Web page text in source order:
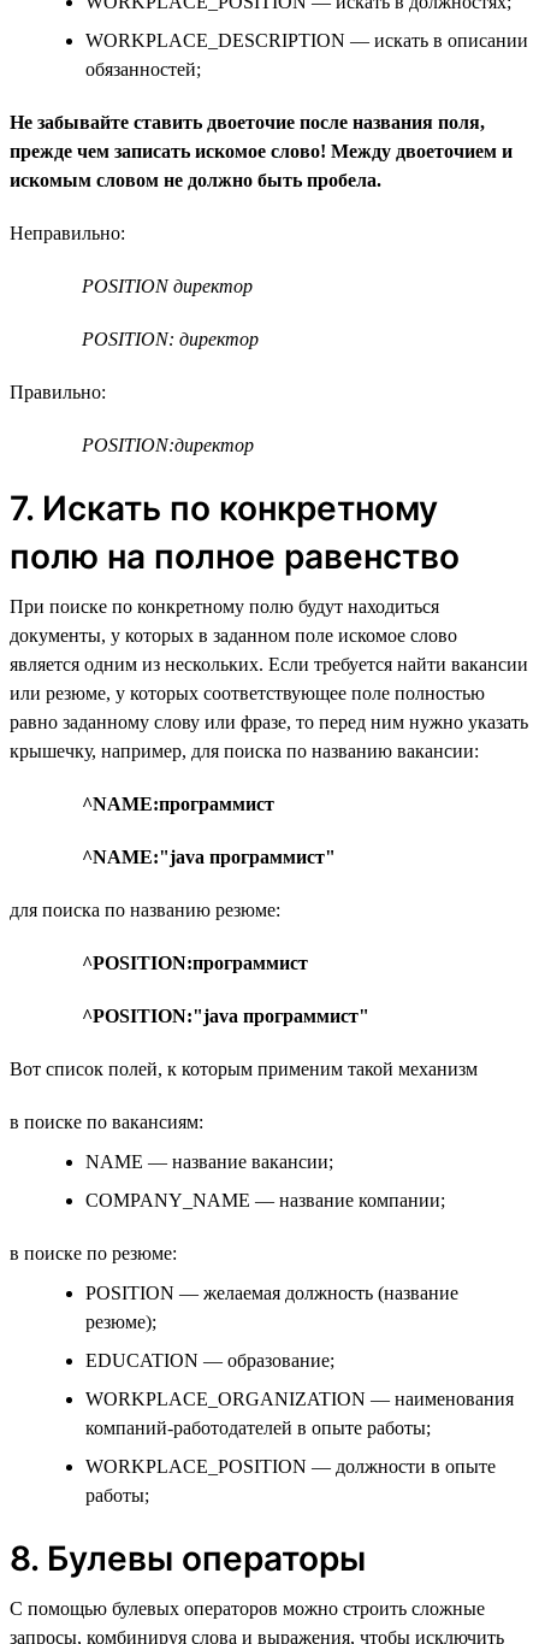
WORKPLACE_DESCRIPTION — искать в описании
обязанностей;
Не забывайте ставить двоеточие после названия поля,
прежде чем записать искомое слово! Между двоеточием и
искомым словом не должно быть пробела.
Неправильно:
POSITION директор
POSITION: директор
Правильно:
POSITION:директор
7. Искать по конкретному
полю на полное равенство
При поиске по конкретному полю будут находиться
документы, у которых в заданном поле искомое слово
является одним из нескольких. Если требуется найти вакансии
или резюме, у которых соответствующее поле полностью
равно заданному слову или фразе, то перед ним нужно указать
крышечку, например, для поиска по названию вакансии:
^NAME:программист
^NAME:"java программист"
для поиска по названию резюме:
^POSITION:программист
^POSITION:"java программист"
Вот список полей, к которым применим такой механизм
в поиске по вакансиям:
NAME — название вакансии;
COMPANY_NAME — название компании;
в поиске по резюме:
POSITION — желаемая должность (название
резюме);
EDUCATION — образование;
WORKPLACE_ORGANIZATION — наименования
компаний-работодателей в опыте работы;
WORKPLACE_POSITION — должности в опыте
работы;
8. Булевы операторы
С помощью булевых операторов можно строить сложные
запросы, комбинируя слова и выражения, чтобы исключить